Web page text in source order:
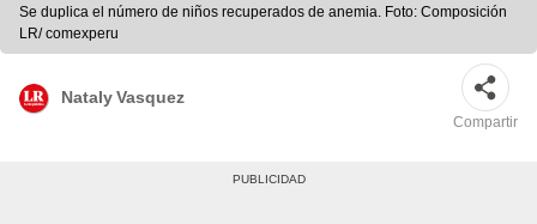
Se duplica el número de niños recuperados de anemia. Foto: Composición
LR/ comexperu
Nataly Vasquez
Compartir